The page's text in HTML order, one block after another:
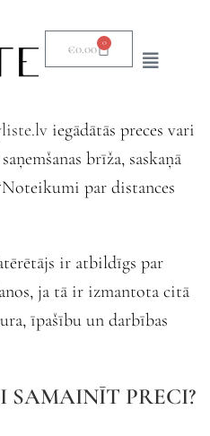
€0.00 0
iegādātās preces vari
brīža, saskaņā
par distances
ir atbildīgs par
ja tā ir izmantota citā
īpašību un darbības
SAMAINĪT PRECI?